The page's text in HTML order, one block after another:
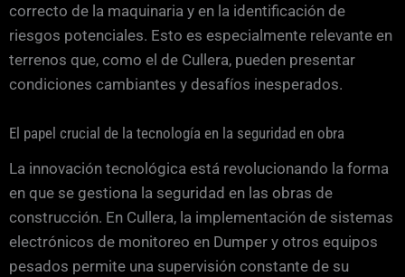
correcto de la maquinaria y en la identificación de
riesgos potenciales. Esto es especialmente relevante en
terrenos que, como el de Cullera, pueden presentar
condiciones cambiantes y desafíos inesperados.
El papel crucial de la tecnología en la seguridad en obra
La innovación tecnológica está revolucionando la forma
en que se gestiona la seguridad en las obras de
construcción. En Cullera, la implementación de sistemas
electrónicos de monitoreo en Dumper y otros equipos
pesados permite una supervisión constante de su